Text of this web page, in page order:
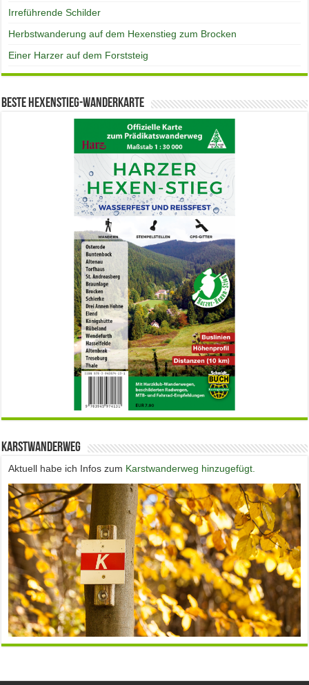
Irreführende Schilder
Herbstwanderung auf dem Hexenstieg zum Brocken
Einer Harzer auf dem Forststeig
Beste Hexenstieg-Wanderkarte
Karstwanderweg
Aktuell habe ich Infos zum Karstwanderweg hinzugefügt.